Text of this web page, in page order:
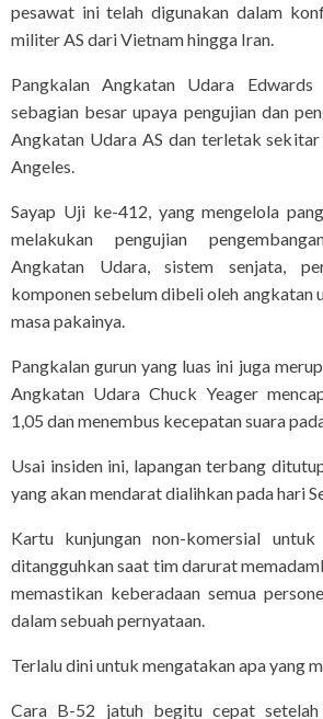
pesawat ini telah digunakan dalam
militer AS dari Vietnam hingga Iran.
Pangkalan Angkatan Udara
sebagian besar upaya pengujian dan
Angkatan Udara AS dan terletak
Angeles.
Sayap Uji ke-412, yang mengelola
melakukan pengujian
Angkatan Udara, sistem senjata,
komponen sebelum dibeli oleh angkatan
masa pakainya.
Pangkalan gurun yang luas ini juga
Angkatan Udara Chuck Yeager
1,05 dan menembus kecepatan suara
Usai insiden ini, lapangan terbang
yang akan mendarat dialihkan pada hari
Kartu kunjungan non-komersial
ditangguhkan saat tim darurat
memastikan keberadaan semua
dalam sebuah pernyataan.
Terlalu dini untuk mengatakan apa yang
Cara B-52 jatuh begitu cepat